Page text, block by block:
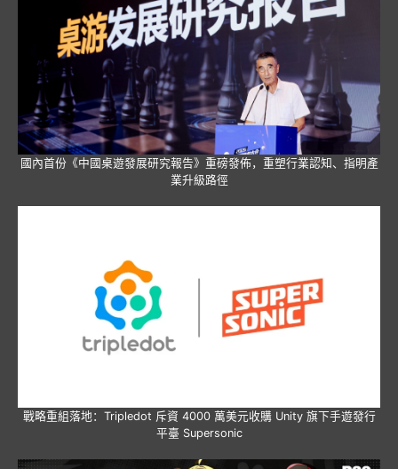
國內首份《中國桌遊發展研究報告》重磅發佈，重塑行業認知、指明產
業升級路徑
戰略重組落地：Tripledot 斥資 4000 萬美元收購 Unity 旗下手遊發行
平臺 Supersonic